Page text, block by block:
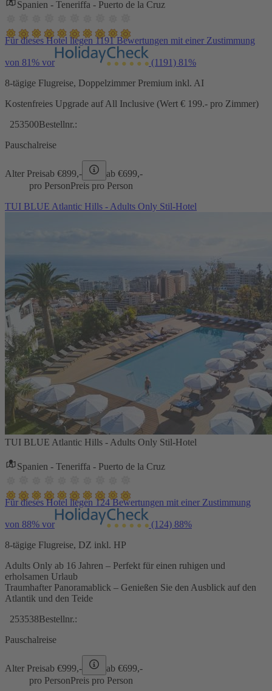
Spanien - Teneriffa - Puerto de la Cruz
Für dieses Hotel liegen 1191 Bewertungen mit einer Zustimmung
von 81% vor (1191) 81%
8-tägige Flugreise, Doppelzimmer Premium inkl. AI
Kostenfreies Upgrade auf All Inclusive (Wert € 199.- pro Zimmer)
253500Bestellnr.:
Pauschalreise
Alter Preisab €899,- ab €699,-
pro PersonPreis pro Person
TUI BLUE Atlantic Hills - Adults Only Stil-Hotel
TUI BLUE Atlantic Hills - Adults Only Stil-Hotel
Spanien - Teneriffa - Puerto de la Cruz
Für dieses Hotel liegen 124 Bewertungen mit einer Zustimmung
von 88% vor (124) 88%
8-tägige Flugreise, DZ inkl. HP
Adults Only ab 16 Jahren – Perfekt für einen ruhigen und
erholsamen Urlaub
Traumhafter Panoramablick – Genießen Sie den Ausblick auf den
Atlantik und den Teide
253538Bestellnr.:
Pauschalreise
Alter Preisab €999,- ab €699,-
pro PersonPreis pro Person